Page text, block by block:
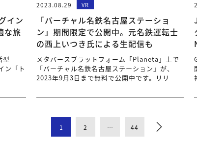
イン
な旅
型
ン「ト
2023.08.29 VR
「バーチャル名鉄名古屋ステーショ
ン」期間限定で公開中。元名鉄運転士
の西上いつき氏による生配信も
メタバースプラットフォーム「Planeta」上で
「バーチャル名鉄名古屋ステーション」が、
2023年9月3日まで無料で公開中です。リリ
1 2 … 44